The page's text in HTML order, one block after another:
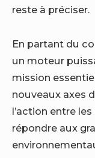
reste à préciser.
En partant du
un moteur
mission
nouveaux axes
l’action entre
répondre aux